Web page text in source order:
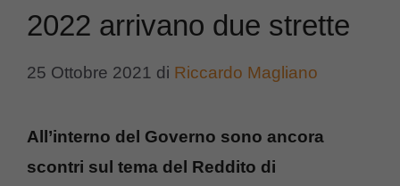
2022 arrivano due strette
25 Ottobre 2021 di Riccardo Magliano
All’interno del Governo sono ancora
scontri sul tema del Reddito di